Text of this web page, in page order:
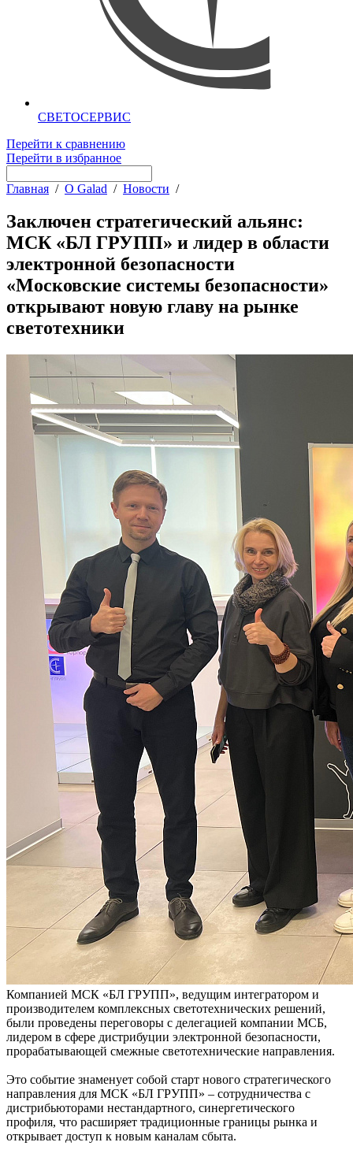
СВЕТОСЕРВИС
Перейти к сравнению
Перейти в избранное
Главная / О Galad / Новости /
Заключен стратегический альянс:
МСК «БЛ ГРУПП» и лидер в области
электронной безопасности
«Московские системы безопасности»
открывают новую главу на рынке
светотехники
Компанией МСК «БЛ ГРУПП», ведущим интегратором и
производителем комплексных светотехнических решений,
были проведены переговоры с делегацией компании МСБ,
лидером в сфере дистрибуции электронной безопасности,
прорабатывающей смежные светотехнические направления.
Это событие знаменует собой старт нового стратегического
направления для МСК «БЛ ГРУПП» – сотрудничества с
дистрибьюторами нестандартного, синергетического
профиля, что расширяет традиционные границы рынка и
открывает доступ к новым каналам сбыта.